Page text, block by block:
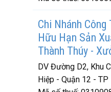
Chi Nhánh
Hữu Hạn Sản
Thành Thúy -
DV Đường D2, Khu
Hiệp - Quận 12 - TP